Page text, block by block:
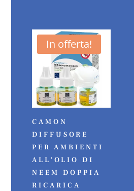
varianti.
opzioni
possono
essere
scelte
del
prodotto
In offerta!
CAMON
DIFFUSORE
PER AMBIENTI
ALL’OLIO DI
NEEM DOPPIA
RICARICA